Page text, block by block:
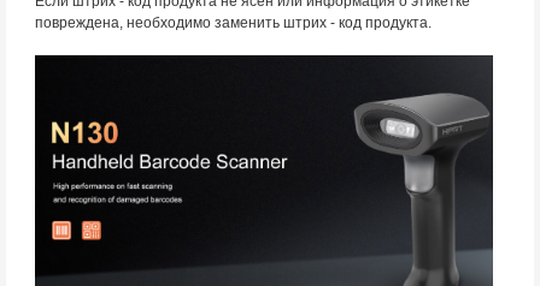
повреждена, необходимо заменить штрих - код продукта.